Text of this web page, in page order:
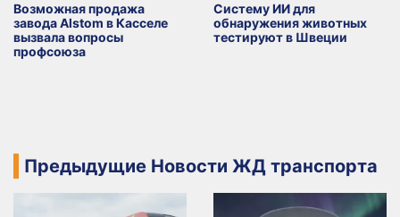
Возможная продажа
завода Alstom в Касселе
вызвала вопросы
профсоюза
Систему ИИ для
обнаружения животных
тестируют в Швеции
Предыдущие Новости ЖД транспорта